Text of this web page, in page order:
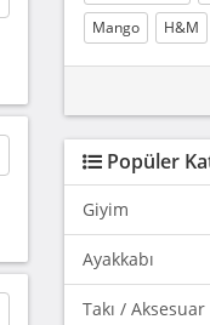
Mango
H&M
Popüler
Giyim
Ayakkabı
Takı / Aksesuar